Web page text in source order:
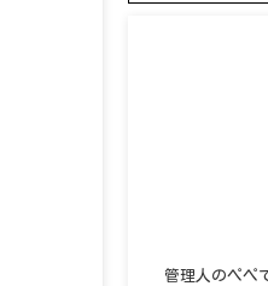
管理人のペペ